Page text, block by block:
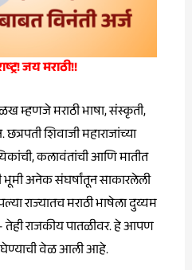
जय मराठी!!
म्हणजे मराठी भाषा, संस्कृती,
शिवाजी महाराजांच्या
कलावंतांची आणि मातीत
भूमी अनेक संघर्षांतून साकारलेली
राज्यातच मराठी भाषेला दुय्यम
राजकीय पातळीवर. हे आपण
घेण्याची वेळ आली आहे.